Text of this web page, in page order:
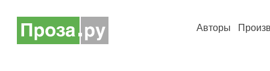
Авторы